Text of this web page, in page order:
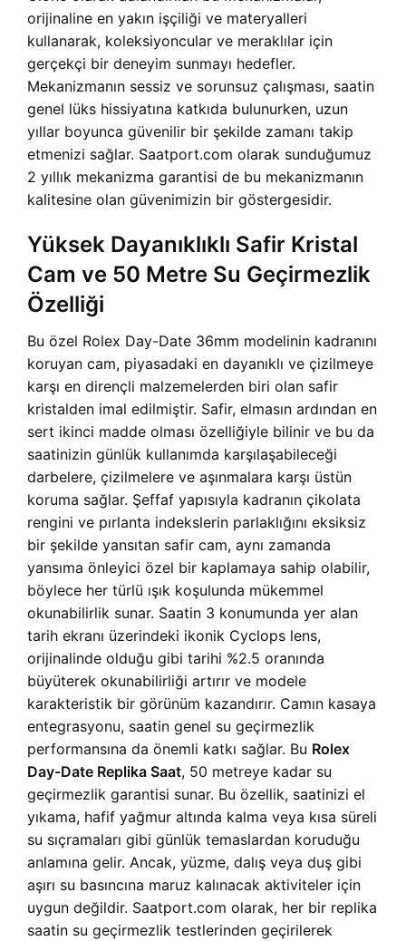
orijinaline en yakın işçiliği ve materyalleri
kullanarak, koleksiyoncular ve meraklılar için
gerçekçi bir deneyim sunmayı hedefler.
Mekanizmanın sessiz ve sorunsuz çalışması, saatin
genel lüks hissiyatına katkıda bulunurken, uzun
yıllar boyunca güvenilir bir şekilde zamanı takip
etmenizi sağlar. Saatport.com olarak sunduğumuz
2 yıllık mekanizma garantisi de bu mekanizmanın
kalitesine olan güvenimizin bir göstergesidir.
Yüksek Dayanıklıklı Safir Kristal
Cam ve 50 Metre Su Geçirmezlik
Özelliği
Bu özel Rolex Day-Date 36mm modelinin kadranını
koruyan cam, piyasadaki en dayanıklı ve çizilmeye
karşı en dirençli malzemelerden biri olan safir
kristalden imal edilmiştir. Safir, elmasın ardından en
sert ikinci madde olması özelliğiyle bilinir ve bu da
saatinizin günlük kullanımda karşılaşabileceği
darbelere, çizilmelere ve aşınmalara karşı üstün
koruma sağlar. Şeffaf yapısıyla kadranın çikolata
rengini ve pırlanta indekslerin parlaklığını eksiksiz
bir şekilde yansıtan safir cam, aynı zamanda
yansıma önleyici özel bir kaplamaya sahip olabilir,
böylece her türlü ışık koşulunda mükemmel
okunabilirlik sunar. Saatin 3 konumunda yer alan
tarih ekranı üzerindeki ikonik Cyclops lens,
orijinalinde olduğu gibi tarihi %2.5 oranında
büyüterek okunabilirliği artırır ve modele
karakteristik bir görünüm kazandırır. Camın kasaya
entegrasyonu, saatin genel su geçirmezlik
performansına da önemli katkı sağlar. Bu Rolex
Day-Date Replika Saat, 50 metreye kadar su
geçirmezlik garantisi sunar. Bu özellik, saatinizi el
yıkama, hafif yağmur altında kalma veya kısa süreli
su sıçramaları gibi günlük temaslardan koruduğu
anlamına gelir. Ancak, yüzme, dalış veya duş gibi
aşırı su basıncına maruz kalınacak aktiviteler için
uygun değildir. Saatport.com olarak, her bir replika
saatin su geçirmezlik testlerinden geçirilerek